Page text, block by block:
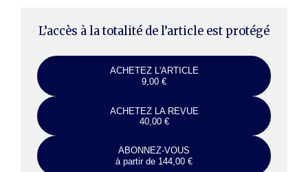
L’accès à la totalité de l’article est protégé
ACHETEZ L'ARTICLE
9,00 €
ACHETEZ LA REVUE
40,00 €
ABONNEZ-VOUS
à partir de 144,00 €